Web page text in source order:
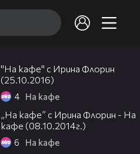
"На кафе" с Ирина Флорин
(25.10.2016)
4 На кафе
„На кафе” с Ирина Флорин - На
кафе (08.10.2014г.)
6 На кафе